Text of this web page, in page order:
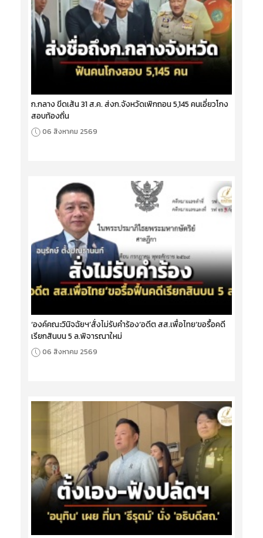
ก.กลาง ขีดเส้น 31 ส.ค. ส่งก.จังหวัดเพิกถอน 5,145 คนเอี่ยวโกง
สอบท้องถิ่น
06 สิงหาคม 2569
‘องค์คณะวินิจฉัยฯ’สั่งไม่รับคำร้อง‘อดีต สส.เพื่อไทย’ขอรื้อคดี
เรียกสินบน 5 ล.พิจารณาใหม่
06 สิงหาคม 2569